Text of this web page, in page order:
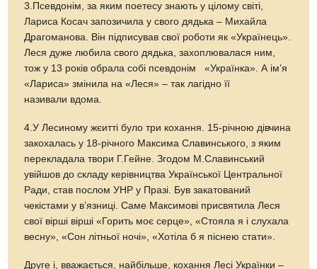
3.Псевдонім, за яким поетесу знають у цілому світі,
Лариса Косач запозичила у свого дядька – Михайла
Драгоманова. Він підписував свої роботи як «Українець».
Леся дуже любила свого дядька, захоплювалася ним,
тож у 13 років обрала собі псевдонім «Українка». А ім’я
«Лариса» змінила на «Леся» – так лагідно її
називали вдома.
4.У Лесиному жєитті було три кохання. 15-річною дівчина
закохалась у 18-річного Максима Славинського, з яким
перекладала твори Г.Гейне. Згодом М.Славинський
увійшов до складу керівництва Української Центральної
Ради, став послом УНР у Празі. Був закатований
чекістами у в’язниці. Саме Максимові присвятила Леся
свої вірші вірші «Горить моє серце», «Стояла я і слухала
весну», «Сон літньої ночі», «Хотіла б я піснею стати».
Друге і, вважається, найбільше, кохання Лесі Українки –